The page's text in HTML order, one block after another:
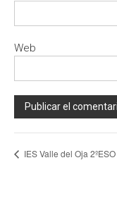
Web
l
IES Valle del Oja 2ºESO